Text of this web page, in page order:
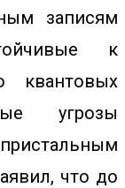
записям
к
квантовых
угрозы
что до